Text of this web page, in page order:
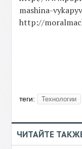
mashina-
http://
теги: Технологии
ЧИТАЙТЕ